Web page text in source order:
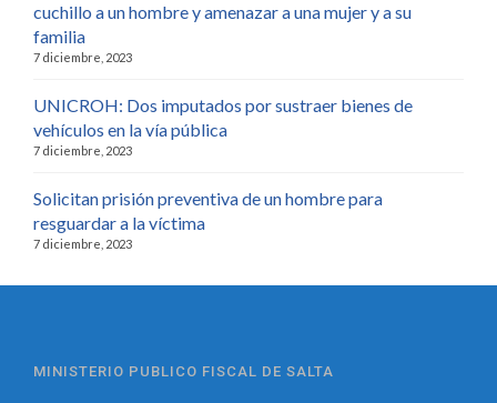
cuchillo a un hombre y amenazar a una mujer y a su
familia
7 diciembre, 2023
UNICROH: Dos imputados por sustraer bienes de
vehículos en la vía pública
7 diciembre, 2023
Solicitan prisión preventiva de un hombre para
resguardar a la víctima
7 diciembre, 2023
MINISTERIO PUBLICO FISCAL DE SALTA